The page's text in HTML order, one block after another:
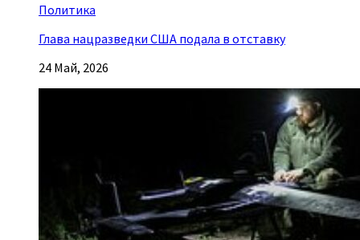
Политика
Глава нацразведки США подала в отставку
24 Май, 2026